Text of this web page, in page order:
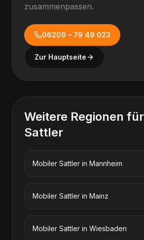
zusammenpassen.
06209 – 79 49 023
Zur Hauptseite
Weitere Regionen für
Sattler
Mobiler Sattler in Mannheim
Mobiler Sattler in Mainz
Mobiler Sattler in Wiesbaden